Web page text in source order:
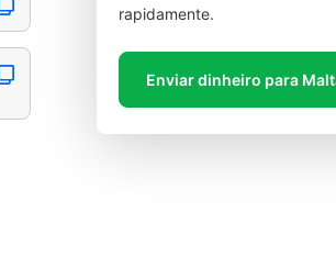
rapidamente.
Enviar dinheiro para